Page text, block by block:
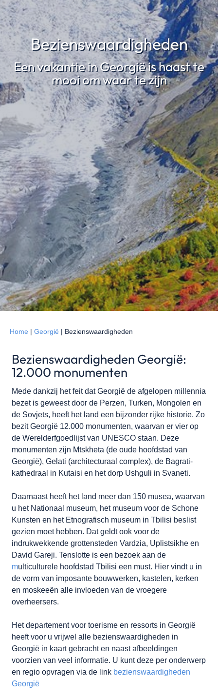
Bezienswaardigheden
Een vakantie in Georgië is haast te
mooi om waar te zijn
Home | Georgië | Bezienswaardigheden
Bezienswaardigheden Georgië:
12.000 monumenten
Mede dankzij het feit dat Georgië de afgelopen millennia
bezet is geweest door de Perzen, Turken, Mongolen en
de Sovjets, heeft het land een bijzonder rijke historie. Zo
bezit Georgië 12.000 monumenten, waarvan er vier op
de Werelderfgoedlijst van UNESCO staan. Deze
monumenten zijn Mtskheta (de oude hoofdstad van
Georgië), Gelati (architecturaal complex), de Bagrati-
kathedraal in Kutaisi en het dorp Ushguli in Svaneti.
Daarnaast heeft het land meer dan 150 musea, waarvan
u het Nationaal museum, het museum voor de Schone
Kunsten en het Etnografisch museum in Tbilisi beslist
gezien moet hebben. Dat geldt ook voor de
indrukwekkende grottensteden Vardzia, Uplistsikhe en
David Gareji. Tenslotte is een bezoek aan de
multiculturele hoofdstad Tbilisi een must. Hier vindt u in
de vorm van imposante bouwwerken, kastelen, kerken
en moskeeën alle invloeden van de vroegere
overheersers.
Het departement voor toerisme en ressorts in Georgië
heeft voor u vrijwel alle bezienswaardigheden in
Georgië in kaart gebracht en naast afbeeldingen
voorzien van veel informatie. U kunt deze per onderwerp
en regio opvragen via de link bezienswaardigheden
Georgië